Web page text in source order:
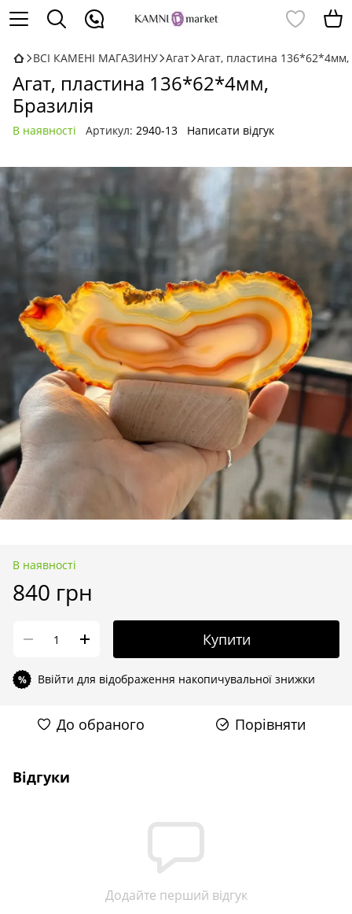
ВСІ КАМЕНІ МАГАЗИНУ Агат Агат, пластина 136*62*4мм,
Агат, пластина 136*62*4мм,
Бразилія
В наявності Артикул: 2940-13 Написати відгук
В наявності
840 грн
Купити
% Ввійти для відображення накопичувальної знижки
До обраного Порівняти
Відгуки
Додайте перший відгук